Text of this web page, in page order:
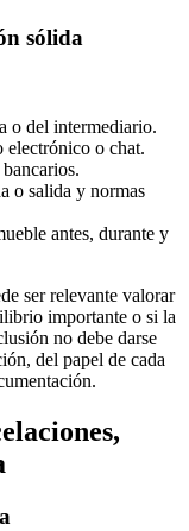
sólida
o del intermediario.
electrónico o chat.
o salida y normas
antes, durante y
ser relevante valorar
importante o si la
no debe darse
del papel de cada